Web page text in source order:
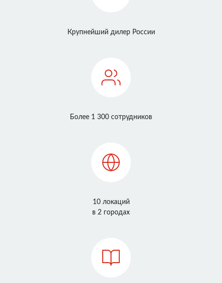
Крупнейший дилер России
Более 1 300 сотрудников
10 локаций
в 2 городах